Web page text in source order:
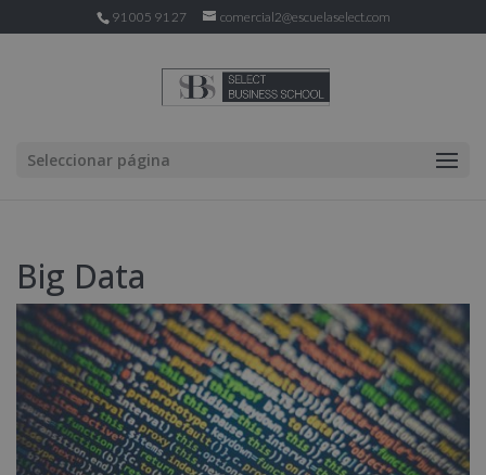
91 005 91 27 comercial2@escuelaselect.com
Seleccionar página
Big Data